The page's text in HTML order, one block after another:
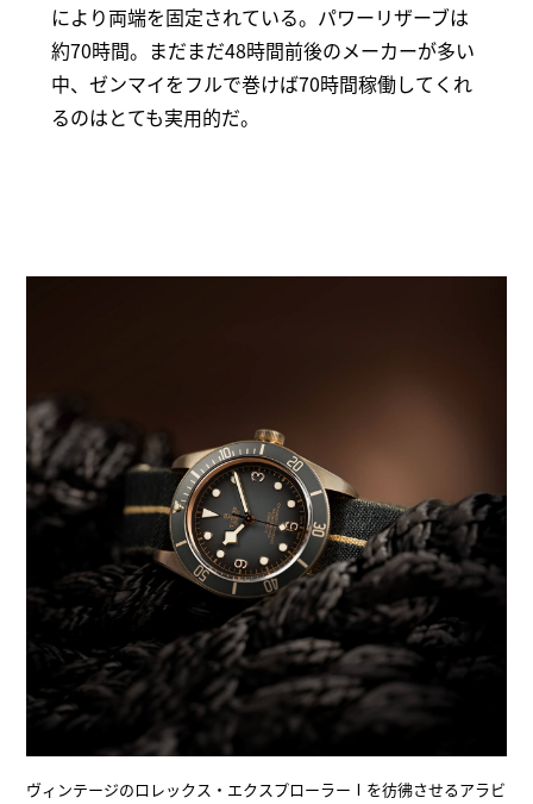
により両端を固定されている。パワーリザーブは
約70時間。まだまだ48時間前後のメーカーが多い
中、ゼンマイをフルで巻けば70時間稼働してくれ
るのはとても実用的だ。
ヴィンテージのロレックス・エクスプローラーⅠを彷彿させるアラビ